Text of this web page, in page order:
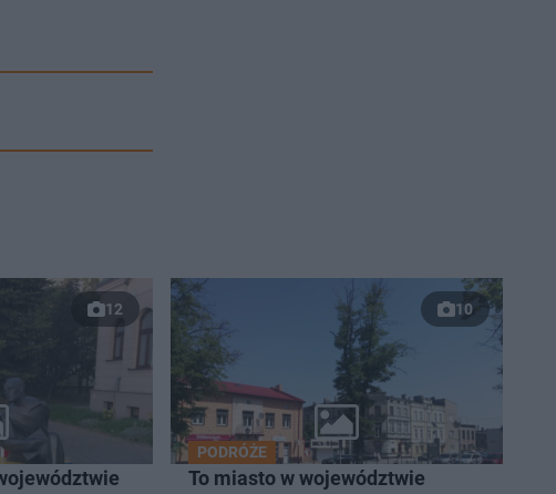
12 10
PODRÓŻE
To miasto w województwie